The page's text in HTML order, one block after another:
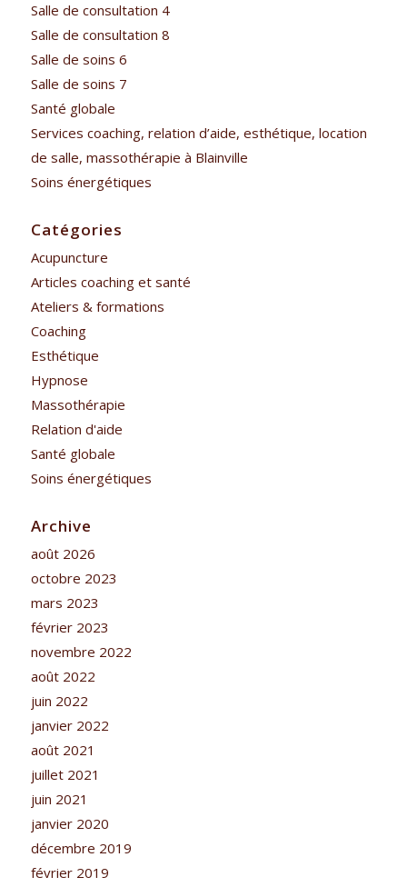
Salle de consultation 4
Salle de consultation 8
Salle de soins 6
Salle de soins 7
Santé globale
Services coaching, relation d’aide, esthétique, location
de salle, massothérapie à Blainville
Soins énergétiques
Catégories
Acupuncture
Articles coaching et santé
Ateliers & formations
Coaching
Esthétique
Hypnose
Massothérapie
Relation d'aide
Santé globale
Soins énergétiques
Archive
août 2026
octobre 2023
mars 2023
février 2023
novembre 2022
août 2022
juin 2022
janvier 2022
août 2021
juillet 2021
juin 2021
janvier 2020
décembre 2019
février 2019